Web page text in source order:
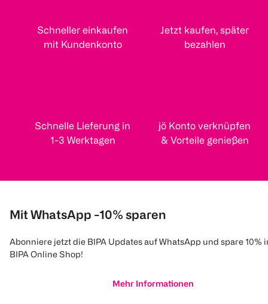
Schneller einkaufen
mit Kundenkonto
Jetzt kaufen, später
bezahlen
Schnelle Lieferung in
1-3 Werktagen
jö Konto verknüpfen
& Vorteile genießen
Mit WhatsApp -10% sparen
Abonniere jetzt die BIPA Updates auf WhatsApp und spare 10%
BIPA Online Shop!
Mehr Informationen